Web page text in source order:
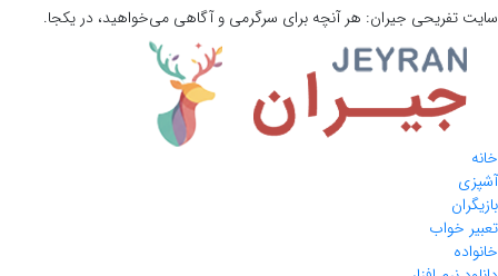
سایت تفریحی جیران: هر آنچه برای سرگرمی و آگاهی می‌خواهید، در یکجا.
خانه
آشپزی
بازیگران
تعبیر خواب
خانواده